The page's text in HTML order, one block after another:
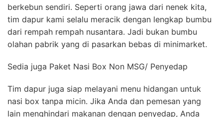
berkebun sendiri. Seperti orang jawa dari nenek kita,
tim dapur kami selalu meracik dengan lengkap bumbu
dari rempah rempah nusantara. Jadi bukan bumbu
olahan pabrik yang di pasarkan bebas di minimarket.
Sedia juga Paket Nasi Box Non MSG/ Penyedap
Tim dapur juga siap melayani menu hidangan untuk
nasi box tanpa micin. Jika Anda dan pemesan yang
lain menghindari makanan dengan penyedap, Anda